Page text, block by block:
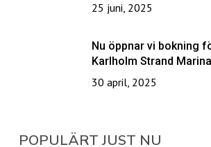
25 juni, 2025
Nu öppnar vi bokning
Karlholm Strand Marina
30 april, 2025
POPULÄRT JUST NU